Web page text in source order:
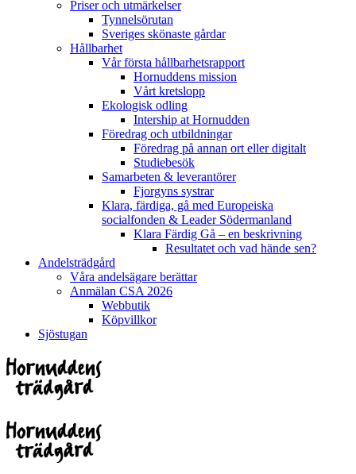
Priser och utmärkelser
Tynnelsörutan
Sveriges skönaste gårdar
Hållbarhet
Vår första hållbarhetsrapport
Hornuddens mission
Vårt kretslopp
Ekologisk odling
Intership at Hornudden
Föredrag och utbildningar
Föredrag på annan ort eller digitalt
Studiebesök
Samarbeten & leverantörer
Fjorgyns systrar
Klara, färdiga, gå med Europeiska
socialfonden & Leader Södermanland
Klara Färdig Gå – en beskrivning
Resultatet och vad hände sen?
Andelsträdgård
Våra andelsägare berättar
Anmälan CSA 2026
Webbutik
Köpvillkor
Sjöstugan